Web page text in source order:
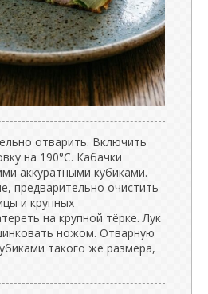
отварить. Включить
на 190°C. Кабачки
аккуратными кубиками.
предварительно очистить
и крупных
на крупной тёрке. Лук
ножом. Отварную
такого же размера,